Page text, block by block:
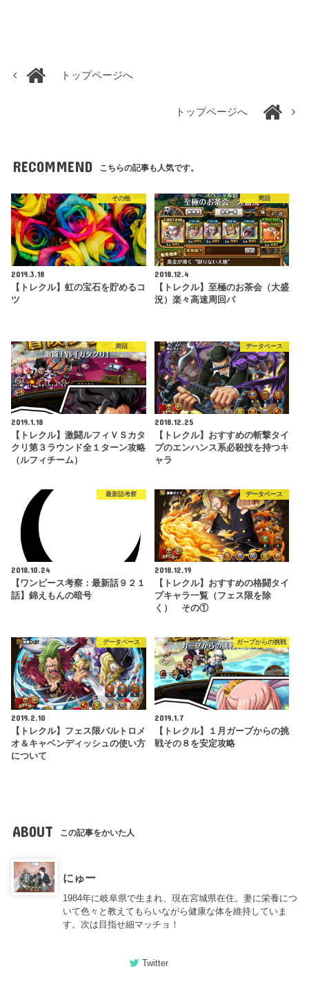
トップページへ
トップページへ
RECOMMEND こちらの記事も人気です。
その他
2019.3.18
【トレクル】虹の宝石を貯めるコ
ツ
周回
2018.12.4
【トレクル】至極のお茶会（大盛
況）楽々高速周回パ
周回
2019.1.18
【トレクル】激闘ルフィＶＳカタ
クリ第３ラウンド全１ターン攻略
（ルフィチーム）
データベース
2018.12.25
【トレクル】おすすめの斬撃タイ
プのエンハンス系必殺技を持つキ
ャラ
最新話考察
2018.10.24
【ワンピース考察：最新話９２１
話】錦えもんの暗号
データベース
2018.12.19
【トレクル】おすすめの格闘タイ
プキャラ一覧（フェス限を除
く） その①
データベース
2019.2.10
【トレクル】フェス限バルトロメ
オ＆キャベンディッシュの使い方
について
ガープからの挑戦
2019.1.7
【トレクル】１月ガープからの挑
戦その８を安定攻略
ABOUT この記事をかいた人
にゅー
1984年に岐阜県で生まれ、現在宮城県在住。妻に栄養につ
いて色々と教えてもらいながら健康な体を維持していま
す。次は目指せ細マッチョ！
Twitter